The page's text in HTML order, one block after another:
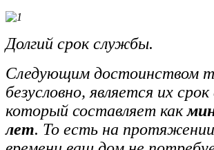
Долгий срок службы.
Следующим достоинством
безусловно, является их
который составляет как
лет. То есть на протяжении